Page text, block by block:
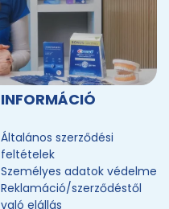
INFORMÁCIÓ
Általános szerződési
feltételek
Személyes adatok védelme
Reklamáció/szerződéstől
való elállás